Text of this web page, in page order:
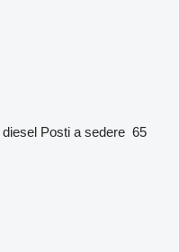
diesel Posti a sedere 65